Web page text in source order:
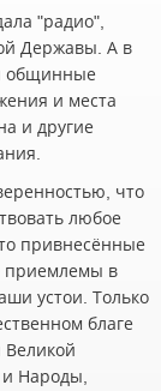
"радио",
Державы. А в
общинные
и места
и другие
что
любое
привнесённые
приемлемы в
устои. Только
благе
Великой
Народы,